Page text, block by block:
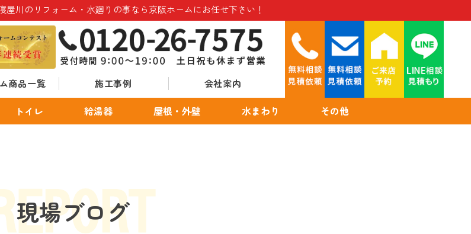
屋川のリフォーム・水廻りの事なら京阪ホームにお任せ下さい！
商品一覧 施工事例 会社案内
トイレ 給湯器 屋根・外壁 水まわり その他
現場ブログ